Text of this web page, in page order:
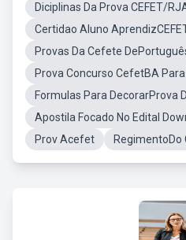
Diciplinas Da Prova CEFET/
Certidao Aluno
Provas Da Cefete
Prova Concurso CefetBA
Formulas Para DecorarProva
Apostila Focado No Edital
Prov Acefet
RegimentoDo